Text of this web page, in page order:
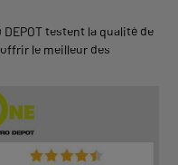
testent la qualité de
le meilleur des